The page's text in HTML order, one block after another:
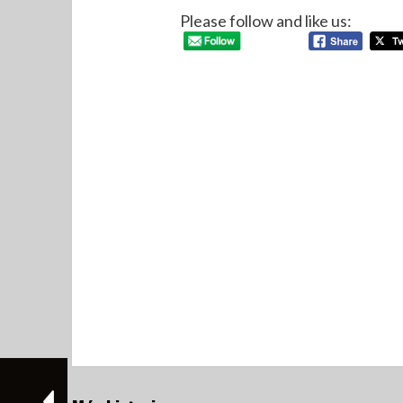
Please follow and like us: